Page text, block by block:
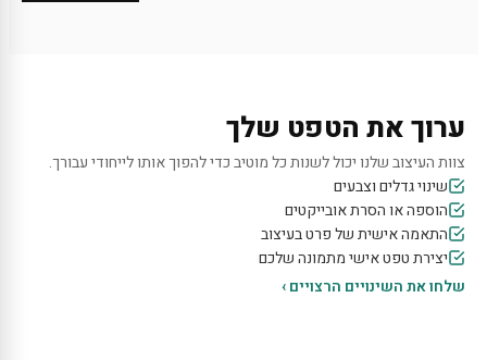
ערוך את הטפט שלך
צוות העיצוב שלנו יכול לשנות כל מוטיב כדי להפוך אותו לייחודי עבורך.
שינוי גדלים וצבעים
הוספה או הסרת אובייקטים
התאמה אישית של פרט בעיצוב
יצירת טפט אישי מתמונה שלכם
שלחו את השינויים הרצויים ›